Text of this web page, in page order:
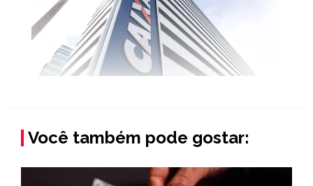
Você também pode gostar: